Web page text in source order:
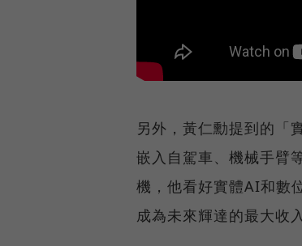
另外，黃仁勳提到的「
嵌入自駕車、機械手臂
機，他看好實體AI和數
成為未來輝達的最大收